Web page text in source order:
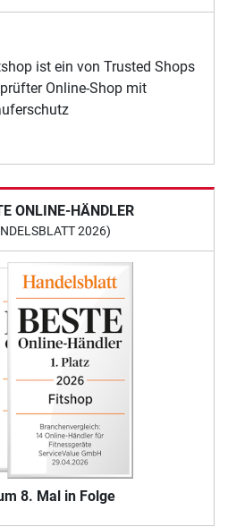
ist ein von Trusted Shops
Online-Shop mit
ONLINE-HÄNDLER
2026)
8. Mal in Folge